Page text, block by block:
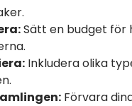
Sätt en budget för
Inkludera olika
Förvara